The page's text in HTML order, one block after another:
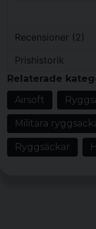
vill bära med dig
Produkttyp:
fyrkantig
yttre fickor
axelband
Stil/känsla:
Material:
polyester
Recensioner (2)
för 3 år sedan
för 4 år sedan
Prishistorik
Relaterade
Airsoft
Militära
Ryggsäckar